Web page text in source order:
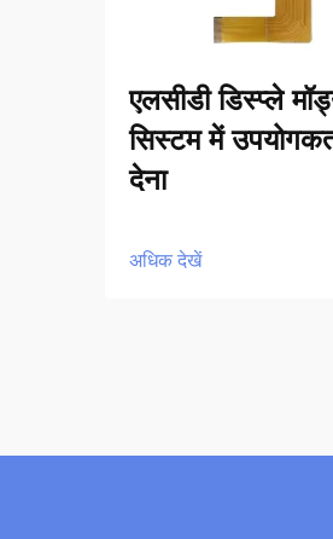
एलसीडी डिस्प्ले
सिस्टम में
देना
अधिक देखें